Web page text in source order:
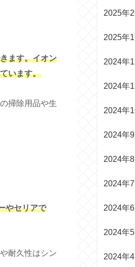
ます。イオン
います。
掃除用品や生
やセリアで
耐久性はシン
2025年2
2025年1
2024年
2024年
2024年
2024年9
2024年8
2024年7
2024年6
2024年5
2024年4